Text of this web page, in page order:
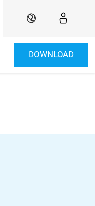
DE
DOWNLOAD